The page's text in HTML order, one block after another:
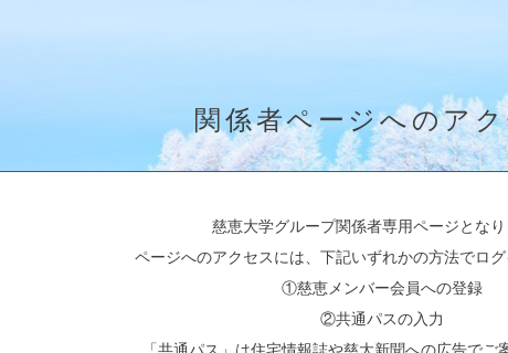
関係者ページへのア
慈恵大学グループ関係者専用ページとなり
ページへのアクセスには、下記いずれかの方法でログ
①慈恵メンバー会員への登録
②共通パスの入力